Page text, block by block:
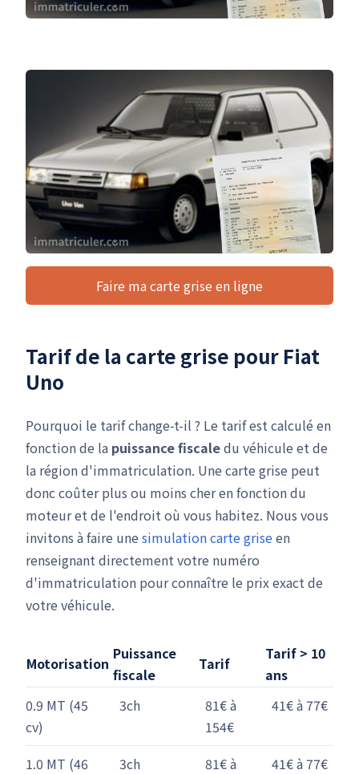
Faire ma carte grise en ligne
Tarif de la carte grise pour Fiat
Uno
Pourquoi le tarif change-t-il ? Le tarif est calculé en
fonction de la puissance fiscaledu véhicule et de
la région d'immatriculation. Une carte grise peut
donc coûter plus ou moins cher en fonction du
moteur et de l'endroit où vous habitez. Nous vous
invitons à faire une simulation carte griseen
renseignant directement votre numéro
d'immatriculation pour connaître le prix exact de
votre véhicule.
Motorisation
Puissance
fiscale
Tarif
Tarif > 10
ans
0.9 MT (45
cv)
3ch
81€ à
154€
41€ à 77€
1.0 MT (46
3ch
81€ à
41€ à 77€